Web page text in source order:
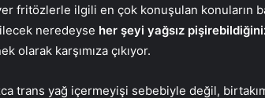
fritözlerle ilgili en çok konuşulan konuların
neredeyse her şeyi yağsız
olarak karşımıza çıkıyor.
trans yağ içermeyişi sebebiyle değil,